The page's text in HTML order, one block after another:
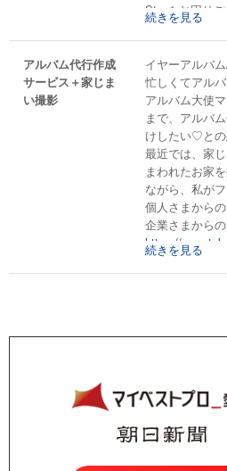
Step1 お困り
Step2 あなた
Step3 見返し
Step4 あなた
https://
続きを見る
アルバム代行作成
サービス＋家じま
い撮影
イヤーアルバ
忙しくてアル
アルバム大使
まで、アルバ
けしたい♡との
最近では、家
まわれたお家
ながら、私が
個人さまから
企業さまから
https://
続きを見る